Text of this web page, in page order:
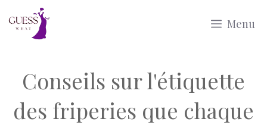
Menu
Conseils sur l'étiquette
des friperies que chaque